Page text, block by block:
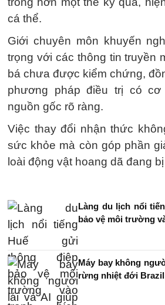
cá thể.
Giới chuyên môn khuyến
trọng với các thông tin truyền
bá chưa được kiểm chứng,
phương pháp điều trị có
nguồn gốc rõ ràng.
Việc thay đổi nhận thức
sức khỏe mà còn góp phần
loài động vật hoang dã đang
Làng du lịch nổi
bảo vệ môi trường
Máy bay không
rừng nhiệt đới Brazil